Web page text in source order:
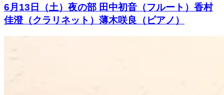
6月13日（土）夜の部 田中初音（フルート）香村
佳澄（クラリネット）薄木咲良（ピアノ）